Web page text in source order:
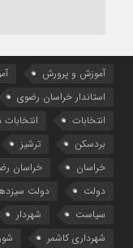
آموزش و پرورش
استاندار خراسان رضوی
انتخابات
بردسکن
ترشیز
خراسان
خراسان
دولت
دولت
سیاست
شهردار
شهرداری کاشمر